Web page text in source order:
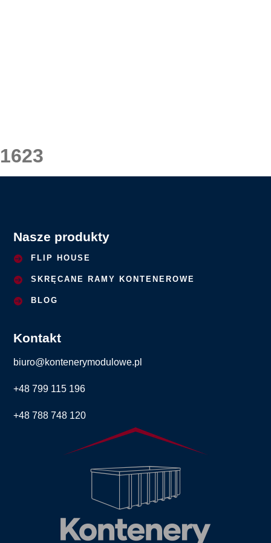
1623
Nasze produkty
FLIP HOUSE
SKRĘCANE RAMY KONTENEROWE
BLOG
Kontakt
biuro@kontenerymodulowe.pl
+48 799 115 196
+48 788 748 120